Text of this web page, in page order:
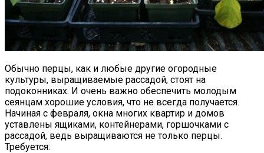
Обычно перцы, как и любые другие огородные
культуры, выращиваемые рассадой, стоят на
подоконниках. И очень важно обеспечить молодым
сеянцам хорошие условия, что не всегда получается.
Начиная с февраля, окна многих квартир и домов
уставлены ящиками, контейнерами, горшочками с
рассадой, ведь выращиваются не только перцы.
Требуется: